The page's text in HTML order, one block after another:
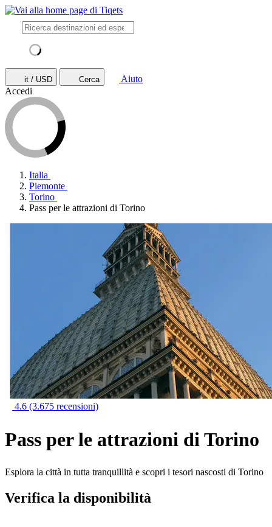
it / USD Cerca
Aiuto
Accedi
Italia
Piemonte
Torino
Pass per le attrazioni di Torino
4.6 (3.675 recensioni)
Pass per le attrazioni di Torino
Esplora la città in tutta tranquillità e scopri i tesori nascosti di Torino
Verifica la disponibilità